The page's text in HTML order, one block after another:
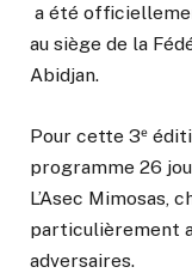
a été
au siège de la
Abidjan.
Pour cette 3ᵉ
programme 26
L’Asec Mimosas,
particulièrement
adversaires.